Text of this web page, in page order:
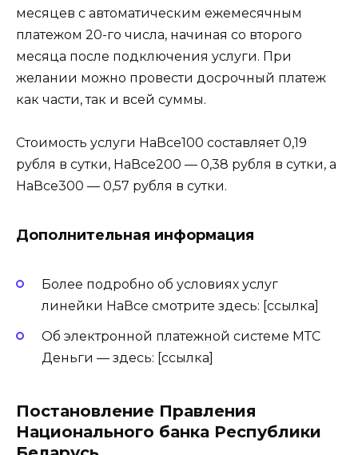
месяцев с автоматическим ежемесячным
платежом 20-го числа, начиная со второго
месяца после подключения услуги. При
желании можно провести досрочный платеж
как части, так и всей суммы.
Стоимость услуги НаВсе100 составляет 0,19
рубля в сутки, НаВсе200 — 0,38 рубля в сутки, а
НаВсе300 — 0,57 рубля в сутки.
Дополнительная информация
Более подробно об условиях услуг
линейки НаВсе смотрите здесь: [ссылка]
Об электронной платежной системе МТС
Деньги — здесь: [ссылка]
Постановление Правления
Национального банка Республики